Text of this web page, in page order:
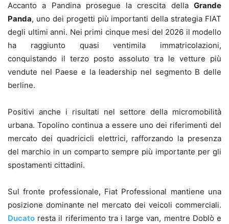
Accanto a Pandina prosegue la crescita della Grande
Panda, uno dei progetti più importanti della strategia FIAT
degli ultimi anni. Nei primi cinque mesi del 2026 il modello
ha raggiunto quasi ventimila immatricolazioni,
conquistando il terzo posto assoluto tra le vetture più
vendute nel Paese e la leadership nel segmento B delle
berline.
Positivi anche i risultati nel settore della micromobilità
urbana. Topolino continua a essere uno dei riferimenti del
mercato dei quadricicli elettrici, rafforzando la presenza
del marchio in un comparto sempre più importante per gli
spostamenti cittadini.
Sul fronte professionale, Fiat Professional mantiene una
posizione dominante nel mercato dei veicoli commerciali.
Ducato resta il riferimento tra i large van, mentre Doblò e